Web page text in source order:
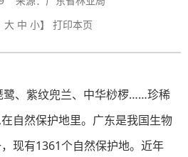
大 中 小】 打印本页
鹭、紫纹兜兰、中华桫椤……珍稀
自然保护地里。广东是我国生物
现有1361个自然保护地。近年